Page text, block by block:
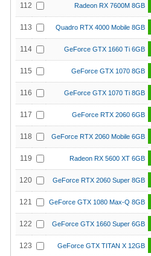
112 Radeon RX 7600M 8GB
113 Quadro RTX 4000 Mobile 8GB
114 GeForce GTX 1660 Ti 6GB
115 GeForce GTX 1070 8GB
116 GeForce GTX 1070 Ti 8GB
117 GeForce RTX 2060 6GB
118 GeForce RTX 2060 Mobile 6GB
119 Radeon RX 5600 XT 6GB
120 GeForce RTX 2060 Super 8GB
121 GeForce GTX 1080 Max-Q 8GB
122 GeForce GTX 1660 Super 6GB
123 GeForce GTX TITAN X 12GB